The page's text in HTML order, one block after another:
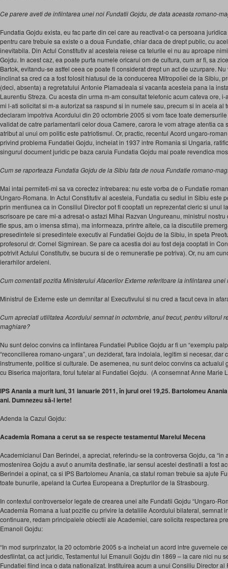
Ce parere aveti de infiintarea unei noi Fundatii Gojdu, de data aceasta romano-
Fundatia Gojdu exista, eu fac parte din cei care au reactivat-o ca persoana
pentru care trebuie sa existe o a doua Fundatie, chiar daca de drept public, cu
inevitabila. Din Actul Constitutiv al acesteia reiese ca telurile ei nu au aproape
Gojdu. In acest caz, ea poate purta numele oricarui om de cultura, cum ar fi, sa
Bartok, evitandu-se astfel ceea ce poate fi considerat drept un act de uzurpare.
inclinat sa cred ca a fost folosit hiatusul de la conducerea Mitropoliei de la Sibiu,
(deci, absenta) a regretatului Antonie Plamadeala si vacanta acesteia pana la
Laurentiu Streza. Cu acesta din urma m-am consultat telefonic acum cateva ore,
mi l-ati solicitat si m-a autorizat sa raspund si in numele sau, precum si in acela al
declaram impotriva Acordului din 20 octombrie 2005 si vom face toate
validat de catre parlamentarii celor doua Camere, carora le vom atrage atentia ca
atribut al unui om politic este patriotismul. Or, practic, recentul Acord ungaro-
privind problema Fundatiei Gojdu, incheiat in 1937 intre Romania si Ungaria,
singurul document juridic pe baza caruia Fundatia Gojdu mai poate revendica
Cum se raporteaza Fundatia Gojdu de la Sibiu fata de noua Fundatie romano-
Mai intai permiteti-mi sa va corectez intrebarea: nu este vorba de o Fundatie
Ungaro-Romana. In Actul Constitutiv al acesteia, Fundatia cu sediul in Sibiu este
prin mentiunea ca in Consiliul Director pot fi cooptati un reprezentat cleric si unul
scrisoare pe care mi-a adresat-o astazi Mihai Razvan Ungureanu, ministrul
fie spus, am o imensa stima), ma informeaza, printre altele, ca la discutiile
presedintele si presedintele executiv al Fundatiei Gojdu de la Sibiu, in speta
profesorul dr. Cornel Sigmirean. Se pare ca acestia doi au fost deja cooptati in
potrivit Actului Constitutiv, se bucura si de o remuneratie pe potriva). Or, nu am
ierarhilor ardeleni.
Cum comentati pozitia Ministerului Afacerilor Externe referitoare la infiintarea
Ministrul de Externe este un demnitar al Executivului si nu cred a facut ceva in
Cum apreciati utilitatea Acordului semnat in octombrie, anul trecut, pentru viitorul
maghiare?
Nu sunt deloc convins ca infiintarea Fundatiei Publice Gojdu ar fi un “exemplu
“reconcilierea romano-ungara”, un deziderat, fara indoiala, legitim si necesar, dar
instrumente, politice si culturale. De asemenea, nu sunt deloc convins ca actualul
cu Biserica majoritara, forul tutelar al Fundatiei Gojdu. (A consemnat Anne Marie
IPS Anania a murit luni, 31 ianuarie 2011, în jurul orei 19,25. Bartolomeu
ani. Dumnezeu să-l ierte!
Adenda la Cazul Gojdu:
Academia Romana a cerut sa se respecte testamentul Marelui Mecena
Academicianul Dan Berindei, a apreciat, referindu-se la controversa Gojdu, ca “in
mostenirea Gojdu a avut o anumita destinatie, iar sensul acestei destinatii a fost
Berindei a opinat, ca si IPS Bartolomeu Anania, ca statul roman trebuie sa ajute
toate bunurile, apeland la Curtea Europeana a Drepturilor de la Strasbourg.
In contextul controverselor legate de crearea unei alte Fundatii Gojdu “Ungaro-
Academia Romana a luat pozitie cu privire la detaliile Acordului bilateral, semnat
continuare, redam principalele obiectii ale Academiei, care solicita respectarea
Emanoil Gojdu:
“In mod surprinzator, la 20 octombrie 2005 s-a incheiat un acord intre guvernele
desfiintat, ca act juridic, Testamentul lui Emanuil Gojdu din 1869 – la care nici nu
Fundatiei fiind inca o data nationalizat. Instituirea acum a unui Consiliu Director